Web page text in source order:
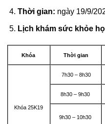
Thời gian: ngày 19/9/
Lịch khám sức khỏe
Khóa Thời gian
Khóa 25K19
7h30 – 8h30
8h30 – 9h30
9h30 – 10h30